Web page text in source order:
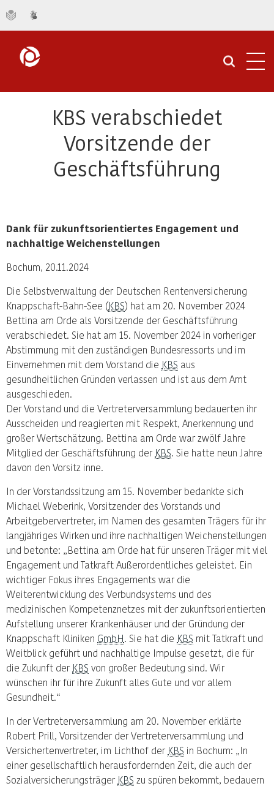
KBS verabschiedet
Vorsitzende der
Geschäftsführung
Dank für zukunftsorientiertes Engagement und
nachhaltige Weichenstellungen
Bochum, 20.11.2024
Die Selbstverwaltung der Deutschen Rentenversicherung
Knappschaft-Bahn-See (KBS) hat am 20. November 2024
Bettina am Orde als Vorsitzende der Geschäftsführung
verabschiedet. Sie hat am 15. November 2024 in vorheriger
Abstimmung mit den zuständigen Bundesressorts und im
Einvernehmen mit dem Vorstand die KBS aus
gesundheitlichen Gründen verlassen und ist aus dem Amt
ausgeschieden.
Der Vorstand und die Vertreterversammlung bedauerten ihr
Ausscheiden und reagierten mit Respekt, Anerkennung und
großer Wertschätzung. Bettina am Orde war zwölf Jahre
Mitglied der Geschäftsführung der KBS. Sie hatte neun Jahre
davon den Vorsitz inne.
In der Vorstandssitzung am 15. November bedankte sich
Michael Weberink, Vorsitzender des Vorstands und
Arbeitgebervertreter, im Namen des gesamten Trägers für ihr
langjähriges Wirken und ihre nachhaltigen Weichenstellungen
und betonte: „Bettina am Orde hat für unseren Träger mit viel
Engagement und Tatkraft Außerordentliches geleistet. Ein
wichtiger Fokus ihres Engagements war die
Weiterentwicklung des Verbundsystems und des
medizinischen Kompetenznetzes mit der zukunftsorientierten
Aufstellung unserer Krankenhäuser und der Gründung der
Knappschaft Kliniken GmbH. Sie hat die KBS mit Tatkraft und
Weitblick geführt und nachhaltige Impulse gesetzt, die für
die Zukunft der KBS von großer Bedeutung sind. Wir
wünschen ihr für ihre Zukunft alles Gute und vor allem
Gesundheit.“
In der Vertreterversammlung am 20. November erklärte
Robert Prill, Vorsitzender der Vertreterversammlung und
Versichertenvertreter, im Lichthof der KBS in Bochum: „In
einer gesellschaftlich herausfordernden Zeit, die auch der
Sozialversicherungsträger KBS zu spüren bekommt, bedauern